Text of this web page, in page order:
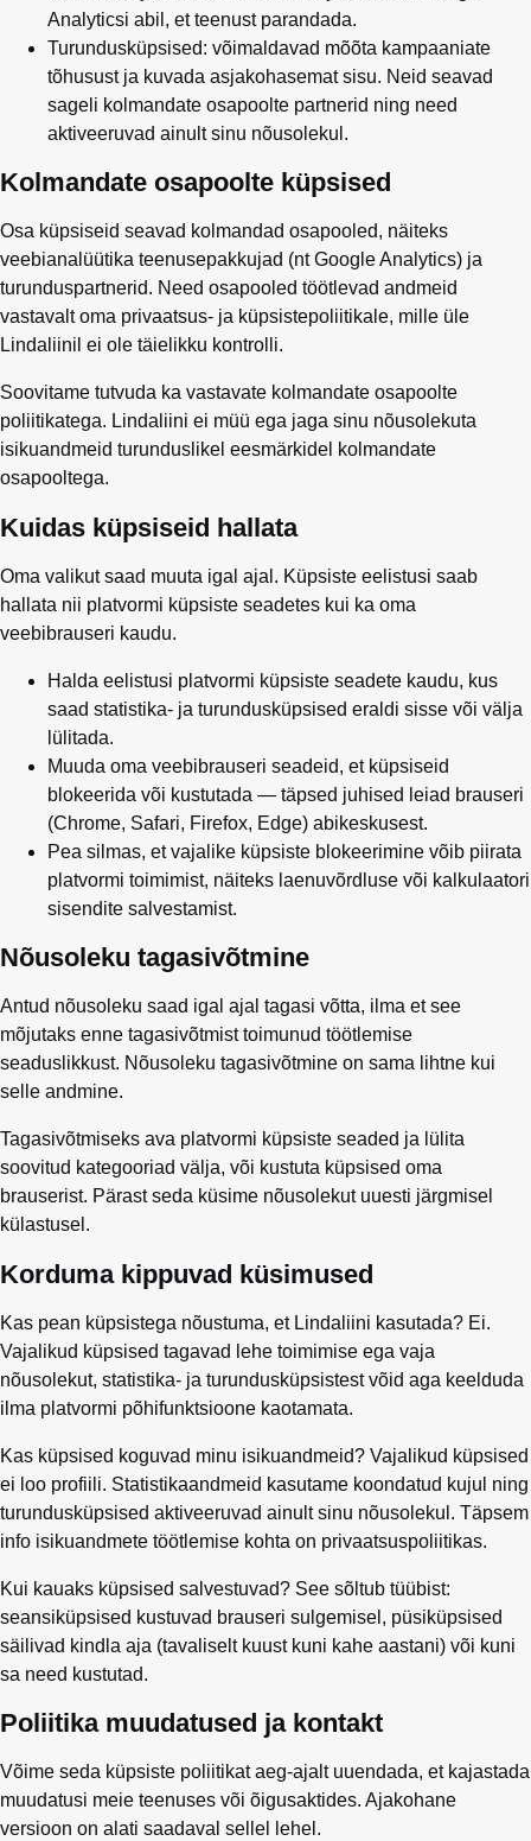
Analyticsi abil, et teenust parandada.
Turundusküpsised: võimaldavad mõõta kampaaniate
tõhusust ja kuvada asjakohasemat sisu. Neid seavad
sageli kolmandate osapoolte partnerid ning need
aktiveeruvad ainult sinu nõusolekul.
Kolmandate osapoolte küpsised
Osa küpsiseid seavad kolmandad osapooled, näiteks
veebianalüütika teenusepakkujad (nt Google Analytics) ja
turunduspartnerid. Need osapooled töötlevad andmeid
vastavalt oma privaatsus- ja küpsistepoliitikale, mille üle
Lindaliinil ei ole täielikku kontrolli.
Soovitame tutvuda ka vastavate kolmandate osapoolte
poliitikatega. Lindaliini ei müü ega jaga sinu nõusolekuta
isikuandmeid turunduslikel eesmärkidel kolmandate
osapooltega.
Kuidas küpsiseid hallata
Oma valikut saad muuta igal ajal. Küpsiste eelistusi saab
hallata nii platvormi küpsiste seadetes kui ka oma
veebibrauseri kaudu.
Halda eelistusi platvormi küpsiste seadete kaudu, kus
saad statistika- ja turundusküpsised eraldi sisse või välja
lülitada.
Muuda oma veebibrauseri seadeid, et küpsiseid
blokeerida või kustutada — täpsed juhised leiad brauseri
(Chrome, Safari, Firefox, Edge) abikeskusest.
Pea silmas, et vajalike küpsiste blokeerimine võib piirata
platvormi toimimist, näiteks laenuvõrdluse või kalkulaatori
sisendite salvestamist.
Nõusoleku tagasivõtmine
Antud nõusoleku saad igal ajal tagasi võtta, ilma et see
mõjutaks enne tagasivõtmist toimunud töötlemise
seaduslikkust. Nõusoleku tagasivõtmine on sama lihtne kui
selle andmine.
Tagasivõtmiseks ava platvormi küpsiste seaded ja lülita
soovitud kategooriad välja, või kustuta küpsised oma
brauserist. Pärast seda küsime nõusolekut uuesti järgmisel
külastusel.
Korduma kippuvad küsimused
Kas pean küpsistega nõustuma, et Lindaliini kasutada? Ei.
Vajalikud küpsised tagavad lehe toimimise ega vaja
nõusolekut, statistika- ja turundusküpsistest võid aga keelduda
ilma platvormi põhifunktsioone kaotamata.
Kas küpsised koguvad minu isikuandmeid? Vajalikud küpsised
ei loo profiili. Statistikaandmeid kasutame koondatud kujul ning
turundusküpsised aktiveeruvad ainult sinu nõusolekul. Täpsem
info isikuandmete töötlemise kohta on privaatsuspoliitikas.
Kui kauaks küpsised salvestuvad? See sõltub tüübist:
seansiküpsised kustuvad brauseri sulgemisel, püsiküpsised
säilivad kindla aja (tavaliselt kuust kuni kahe aastani) või kuni
sa need kustutad.
Poliitika muudatused ja kontakt
Võime seda küpsiste poliitikat aeg-ajalt uuendada, et kajastada
muudatusi meie teenuses või õigusaktides. Ajakohane
versioon on alati saadaval sellel lehel.